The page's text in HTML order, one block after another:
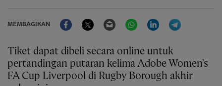
MEMBAGIKAN
FacebookTwitter Email WhatsAppLinkedIn
Tiket dapat dibeli secara online untuk
pertandingan putaran kelima Adobe Women's
FA Cup Liverpool di Rugby Borough akhir